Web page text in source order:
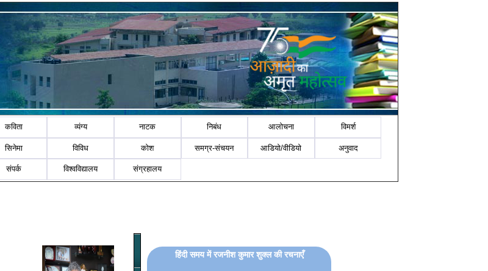
कविता व्यंग्य नाटक निबंध आलोचना विमर्श
सिनेमा विविध कोश समग्र-संचयन आडियो/वीडियो अनुवाद
संपर्क विश्वविद्यालय संग्रहालय
हिंदी समय में रजनीश कुमार शुक्ल की रचनाएँ